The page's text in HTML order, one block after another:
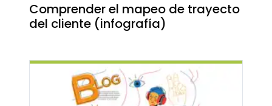
Comprender el mapeo de trayecto
del cliente (infografía)